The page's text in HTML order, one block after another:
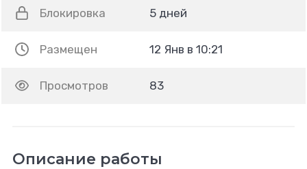
Блокировка 5 дней
Размещен 12 Янв в 10:21
Просмотров 83
Описание работы